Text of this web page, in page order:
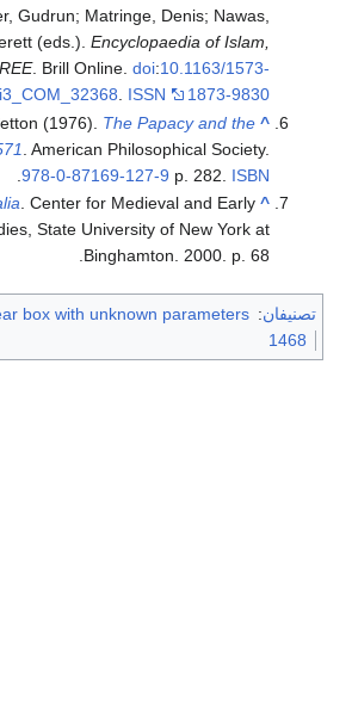
Gudrun; Matringe, Denis; Nawas,
(eds.).Encyclopaedia of Islam,
. Brill Online.doi:10.1163/1573-
ISSN 1873-9830
^
(1976). The Papacy and the
. American Philosophical Society.
p. 282. ISBN
978-0-87169-127-9
.
^
. Center for Medieval and Early
State University of New York at
Binghamton. 2000. p. 68.
تصنيفان:
box with unknown parameters
1468